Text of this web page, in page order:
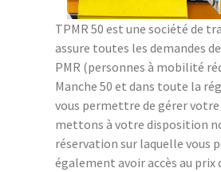
TPMR 50 est une société de
assure toutes les demandes
PMR (personnes à mobilité
Manche 50 et dans toute la
vous permettre de gérer
mettons à votre disposition
réservation sur laquelle vous
également avoir accès au prix